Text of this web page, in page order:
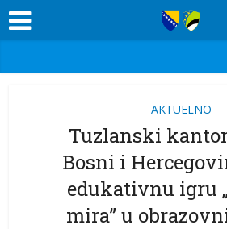
AKTUELNO
Tuzlanski
Bosni i
edukativnu igru
mira” u